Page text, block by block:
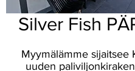
Silver Fish
Myymälämme sijaitsee
uuden